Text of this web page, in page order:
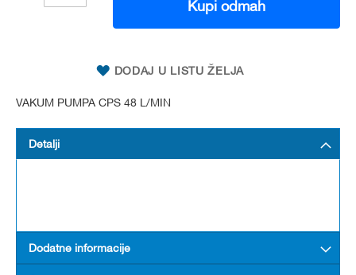
Kupi odmah
DODAJ U LISTU ŽELJA
VAKUM PUMPA CPS 48 L/MIN
Detalji
Dodatne informacije